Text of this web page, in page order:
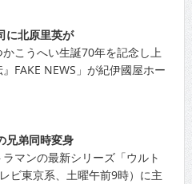
に北原里英が
こうへい生誕70年を記念し上
FAKE NEWS」が紀伊國屋ホー
兄弟同時変身
マンの最新シリーズ「ウルト
ビ東京系、土曜午前9時）に主